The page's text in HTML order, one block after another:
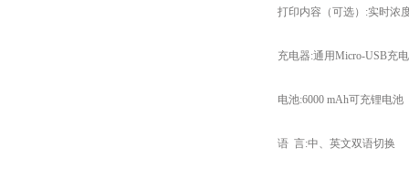
打印内容（可选）:实时浓
充电器:通用Micro-USB充电
电池:6000 mAh可充锂电池
语 言:中、英文双语切换